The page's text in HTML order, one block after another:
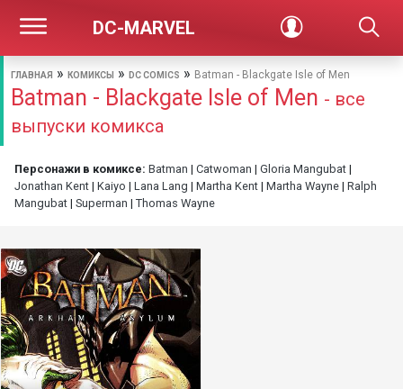
DC-MARVEL
ГЛАВНАЯ » КОМИКСЫ » DC COMICS » Batman - Blackgate Isle of Men
Batman - Blackgate Isle of Men - все
выпуски комикса
Персонажи в комиксе: Batman | Catwoman | Gloria Mangubat |
Jonathan Kent | Kaiyo | Lana Lang | Martha Kent | Martha Wayne | Ralph
Mangubat | Superman | Thomas Wayne